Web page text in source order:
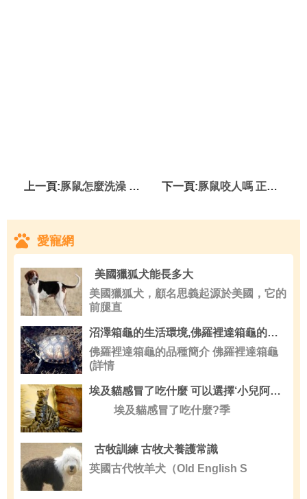
上一頁:豚鼠怎麼洗澡 用豚鼠專用的沐浴沙洗澡 下一頁:豚鼠咬人嗎 正常情況下寵物豚鼠不會咬人的
愛寵網
美國獵狐犬能長多大
美國獵狐犬，顧名思義起源於美國，它的
前腿直
沼澤箱龜的生活環境,佛羅裡達箱龜的品種簡介
佛羅裡達箱龜的品種簡介 佛羅裡達箱龜
(詳情
埃及貓感冒了吃什麼 可以選擇‘小兒阿莫西林’
埃及貓感冒了吃什麼?季
古牧訓練 古牧犬養護常識
英國古代牧羊犬（Old English S